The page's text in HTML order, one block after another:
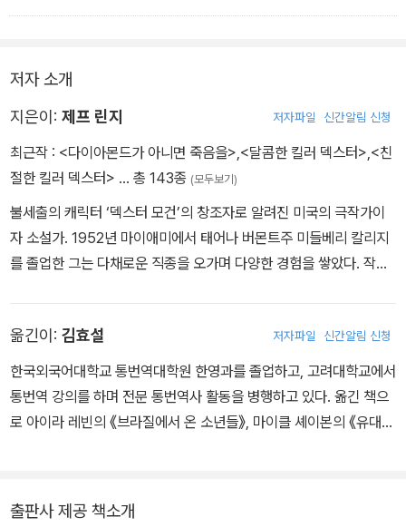
나는 칼을 쳐다보았다. 그의 밝고 텅 빈 눈이 쇠창살 사이로 우리를 지
그제야 나는 정말 제대로 이해했다. 그리고 내 사춘기의 반항은 그로
써 막을 내렸다.
…
수년이 지난 지금, 사람을 토막 내고 다니면서도 잡히지 않고 꿋꿋이
는지 알 수 있었다. 아버지처럼 훌륭히 해낼 수는 없을 것이다. 아버지
는 항상 ‘느낌’에 의존해서 결정을 내렸던 반면 나는 느낌이란 게 없으
니까. 하지만 아버지가 해준 그대로 코디와 에스터의 교육을 시작해
서
저자 소개
지은이: 제프 린지 저자파일 신간알림 신청
최근작 : <다이아몬드가 아니면 죽음을>,<달콤한 킬러 덱스터>,<친
절한 킬러 덱스터> … 총 143종 (모두보기)
불세출의 캐릭터 ‘덱스터 모건’의 창조자로 알려진 미국의 극작가이
자 소설가. 1952년 마이애미에서 태어나 버몬트주 미들베리 칼리지
를 졸업한 그는 다채로운 직종을 오가며 다양한 경험을 쌓았다. 작가
《음흉하게 꿈꾸는 덱스터(Darkly Dreaming Dexter)》에서 범죄자
들을 사냥하는 소시오패스 캐릭터 덱스터 모건을 처음으로 선보이며
화제를 모았다. 살인마의 본성을 숨긴 주인공이 평범한 사람들 속에
섞여 살며 자신의 욕구를 악을 처단하는 데 푼다는 독특한 설정은 기
러 권의 책을 출간했다는 사실이 알려지면서 안타깝게도 후보에서 제
옮긴이: 김효설 저자파일 신간알림 신청
한국외국어대학교 통번역대학원 한영과를 졸업하고, 고려대학교에서
통번역 강의를 하며 전문 통번역사 활동을 병행하고 있다. 옮긴 책으
로 아이라 레빈의 《브라질에서 온 소년들》, 마이클 셰이본의 《유대인
출판사 제공 책소개